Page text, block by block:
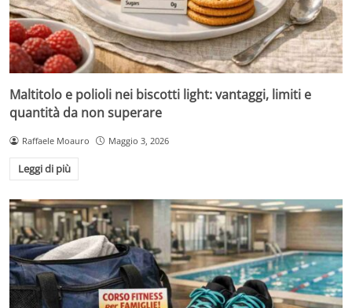
Maltitolo e polioli nei biscotti light: vantaggi, limiti e
quantità da non superare
Raffaele Moauro Maggio 3, 2026
Leggi di più